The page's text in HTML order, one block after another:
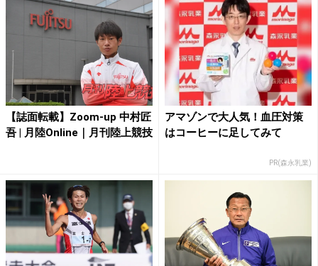
【誌面転載】Zoom-up 中村匠
吾 | 月陸Online｜月刊陸上競技
アマゾンで大人気！血圧対策
はコーヒーに足してみて
PR(森永乳業)